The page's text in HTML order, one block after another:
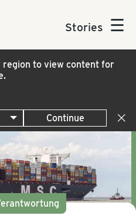
Stories ☰
to view content for
Continue